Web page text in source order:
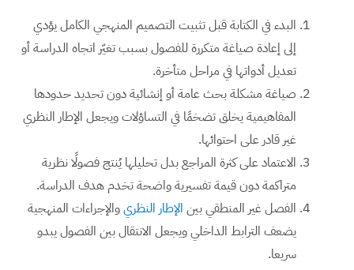
البدء في الكتابة قبل تثبيت التصميم المنهجي الكامل يؤدي
إلى إعادة صياغة متكررة للفصول بسبب تغيّر اتجاه الدراسة أو
تعديل أدواتها في مراحل متأخرة.
صياغة مشكلة بحث عامة أو إنشائية دون تحديد حدودها
المفاهيمية يخلق تضخمًا في التساؤلات ويجعل الإطار النظري
غير قادر على احتوائها.
الاعتماد على كثرة المراجع بدل تحليلها يُنتج فصولًا نظرية
متراكمة دون قيمة تفسيرية واضحة تخدم هدف الدراسة.
الفصل غير المنطقي بين الإطار النظريوالإجراءات المنهجية
يضعف الترابط الداخلي ويجعل الانتقال بين الفصول يبدو
سريعا.